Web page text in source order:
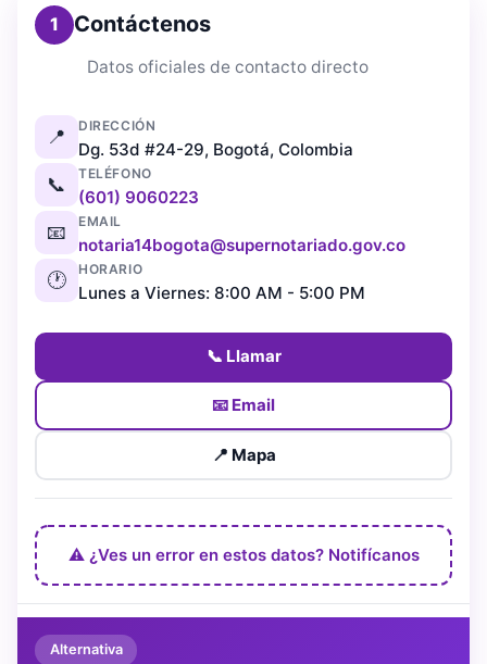
1 Contáctenos
Datos oficiales de contacto directo
📍 DIRECCIÓN
Dg. 53d #24-29, Bogotá, Colombia
📞 TELÉFONO
(601) 9060223
📧 EMAIL
notaria14bogota@supernotariado.gov.co
🕐 HORARIO
Lunes a Viernes: 8:00 AM - 5:00 PM
📞 Llamar
📧 Email
📍 Mapa
⚠️ ¿Ves un error en estos datos? Notifícanos
Alternativa